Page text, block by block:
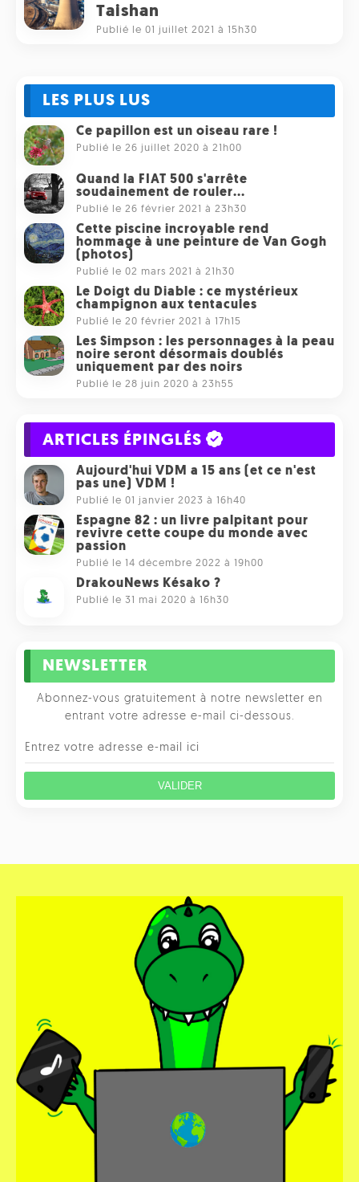
Taishan
Publié le 01 juillet 2021 à 15h30
LES PLUS LUS
Ce papillon est un oiseau rare !
Publié le 26 juillet 2020 à 21h00
Quand la FIAT 500 s'arrête
soudainement de rouler...
Publié le 26 février 2021 à 23h30
Cette piscine incroyable rend
hommage à une peinture de Van Gogh
(photos)
Publié le 02 mars 2021 à 21h30
Le Doigt du Diable : ce mystérieux
champignon aux tentacules
Publié le 20 février 2021 à 17h15
Les Simpson : les personnages à la peau
noire seront désormais doublés
uniquement par des noirs
Publié le 28 juin 2020 à 23h55
ARTICLES ÉPINGLÉS
Aujourd'hui VDM a 15 ans (et ce n'est
pas une) VDM !
Publié le 01 janvier 2023 à 16h40
Espagne 82 : un livre palpitant pour
revivre cette coupe du monde avec
passion
Publié le 14 décembre 2022 à 19h00
DrakouNews Késako ?
Publié le 31 mai 2020 à 16h30
NEWSLETTER
Abonnez-vous gratuitement à notre newsletter en
entrant votre adresse e-mail ci-dessous.
VALIDER